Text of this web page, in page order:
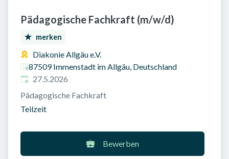
Pädagogische Fachkraft (m/w/d)
merken
Diakonie Allgäu e.V.
87509 Immenstadt im Allgäu, Deutschland
Veröffentlicht am
27.5.2026
Pädagogische Fachkraft
Teilzeit
Bewerben